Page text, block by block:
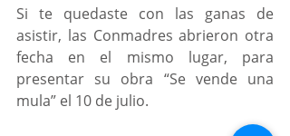
Si te quedaste con las ganas de
asistir, las Conmadres abrieron otra
fecha en el mismo lugar, para
presentar su obra “Se vende una
mula” el 10 de julio.